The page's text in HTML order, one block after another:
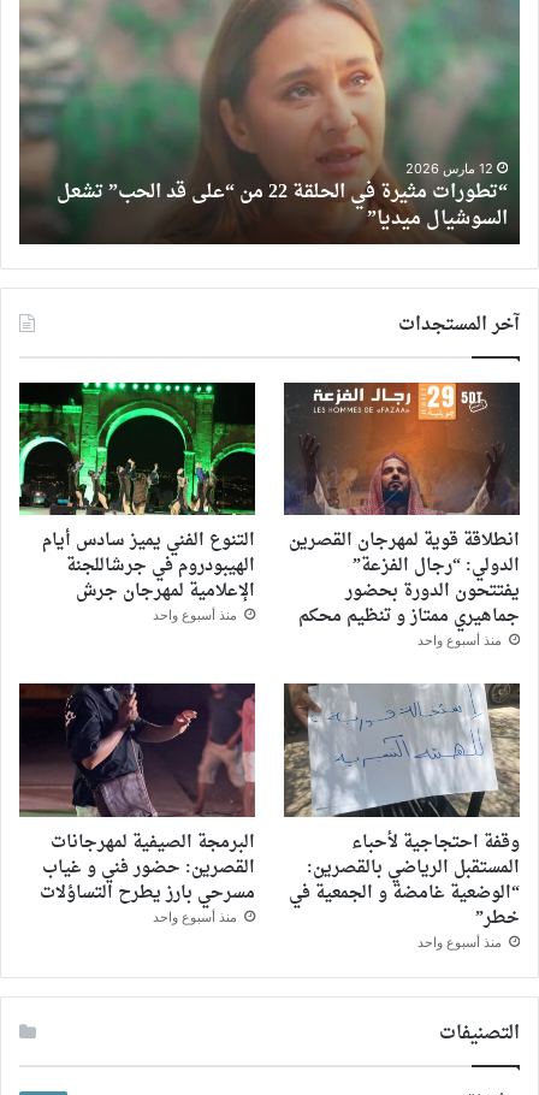
الحلقة
قد
الحب”
تشعل
السوشيال
ميديا”
12 مارس 2026
“تطورات مثيرة في الحلقة 22 من “على قد الحب” تشعل
السوشيال ميديا”
آخر المستجدات
انطلاقة قوية لمهرجان القصرين
الدولي: “رجال الفزعة”
يفتتحون الدورة بحضور
جماهيري ممتاز و تنظيم محكم
منذ أسبوع واحد
التنوع الفني يميز سادس أيام
الهيبودروم في جرشاللجنة
الإعلامية لمهرجان جرش
منذ أسبوع واحد
وقفة احتجاجية لأحباء
المستقبل الرياضي بالقصرين:
“الوضعية غامضة و الجمعية في
خطر”
منذ أسبوع واحد
البرمجة الصيفية لمهرجانات
القصرين: حضور فني و غياب
مسرحي بارز يطرح التساؤلات
منذ أسبوع واحد
التصنيفات